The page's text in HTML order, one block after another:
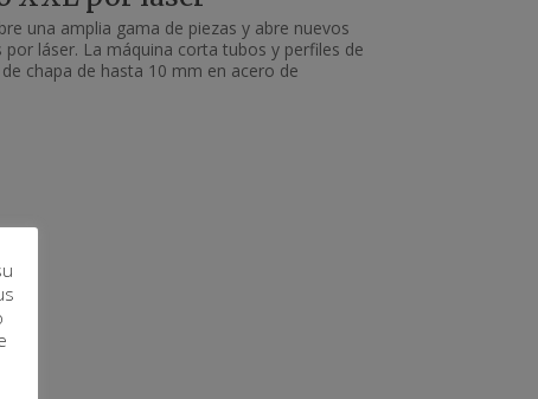
una amplia gama de piezas y abre nuevos
láser. La máquina corta tubos y perfiles de
chapa de hasta 10 mm en acero de